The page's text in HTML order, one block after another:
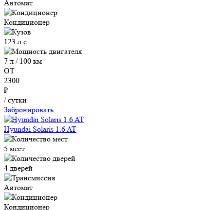
Автомат
Кондиционер
123 л.с
7 л / 100 км
ОТ
2300
₽
/ сутки
Забронировать
Hyundai Solaris 1.6 AT
5 мест
4 дверей
Автомат
Кондиционер